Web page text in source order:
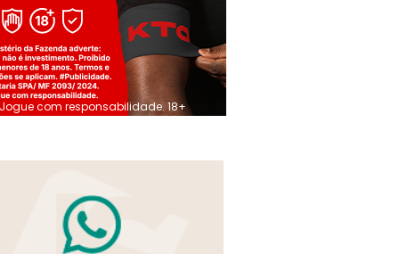
Jogue com responsabilidade. 18+